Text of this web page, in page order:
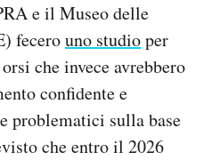
e il Museo delle
fecerouno studioper
che invece avrebbero
confidente e
problematici sulla base
che entro il 2026